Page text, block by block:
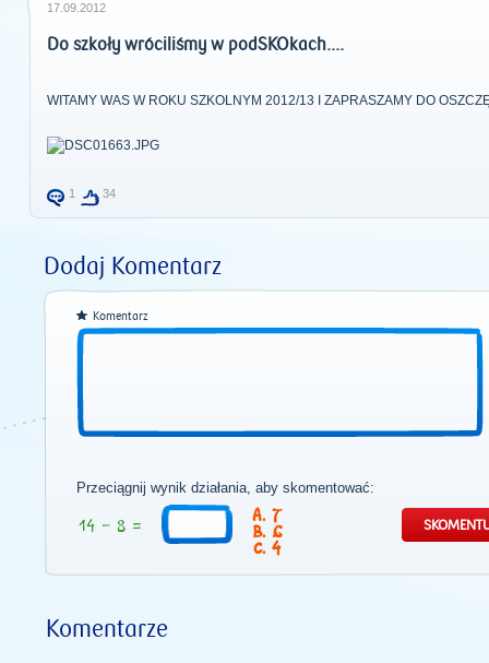
17.09.2012
Do szkoły wróciliśmy w podSKOkach....
WITAMY WAS W ROKU SZKOLNYM 2012/13 I ZAPRASZAMY DO
1 34
Dodaj Komentarz
Komentarz
Przeciągnij wynik działania, aby skomentować:
7
6
4
Komentarze